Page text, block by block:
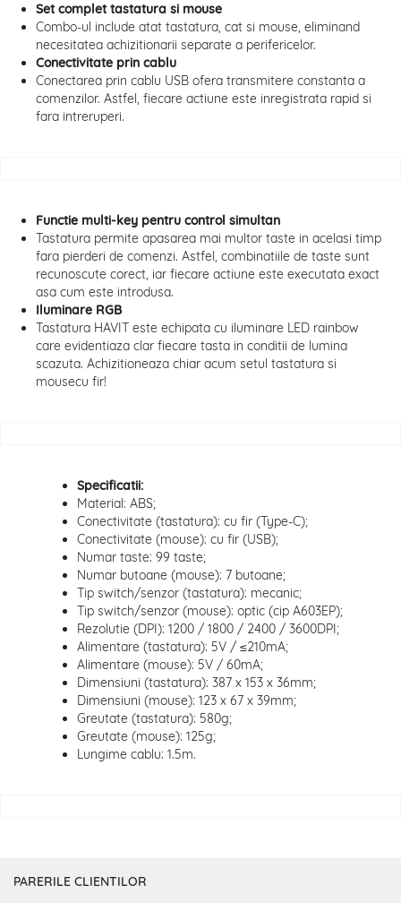
Set complet tastatura si mouse
Combo-ul include atat tastatura, cat si mouse, eliminand
necesitatea achizitionarii separate a perifericelor.
Conectivitate prin cablu
Conectarea prin cablu USB ofera transmitere constanta a
comenzilor. Astfel, fiecare actiune este inregistrata rapid si
fara intreruperi.
Functie multi-key pentru control simultan
Tastatura permite apasarea mai multor taste in acelasi timp
fara pierderi de comenzi. Astfel, combinatiile de taste sunt
recunoscute corect, iar fiecare actiune este executata exact
asa cum este introdusa.
Iluminare RGB
Tastatura HAVIT este echipata cu iluminare LED rainbow
care evidentiaza clar fiecare tasta in conditii de lumina
scazuta. Achizitioneaza chiar acum setul tastatura si
mousecu fir!
Specificatii:
Material: ABS;
Conectivitate (tastatura): cu fir (Type-C);
Conectivitate (mouse): cu fir (USB);
Numar taste: 99 taste;
Numar butoane (mouse): 7 butoane;
Tip switch/senzor (tastatura): mecanic;
Tip switch/senzor (mouse): optic (cip A603EP);
Rezolutie (DPI): 1200 / 1800 / 2400 / 3600DPI;
Alimentare (tastatura): 5V / ≤210mA;
Alimentare (mouse): 5V / 60mA;
Dimensiuni (tastatura): 387 x 153 x 36mm;
Dimensiuni (mouse): 123 x 67 x 39mm;
Greutate (tastatura): 580g;
Greutate (mouse): 125g;
Lungime cablu: 1.5m.
PARERILE CLIENTILOR